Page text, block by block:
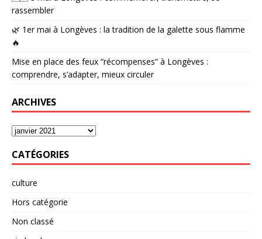
rassembler
🌿 1er mai à Longèves : la tradition de la galette sous flamme
🔥
Mise en place des feux “récompenses” à Longèves :
comprendre, s’adapter, mieux circuler
ARCHIVES
CATÉGORIES
culture
Hors catégorie
Non classé